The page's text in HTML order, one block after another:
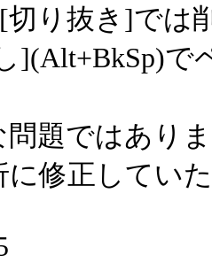
り抜き]では
](Alt+BkSp)で
問題ではあり
に修正してい